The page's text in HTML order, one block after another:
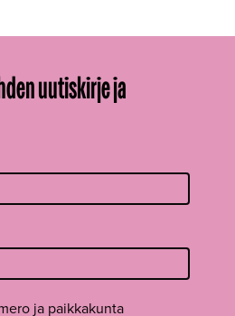
uutiskirje ja
ja paikkakunta